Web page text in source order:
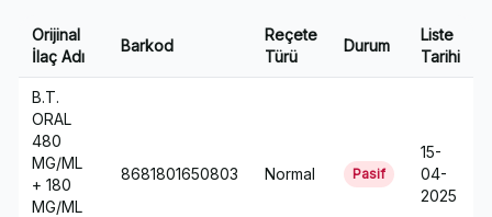
Orijinal
İlaç Adı
Barkod
Reçete
Türü
Durum
Liste
Tarihi
B.T.
ORAL
480
MG/ML
+ 180
MG/ML
8681801650803 Normal Pasif
15-
04-
2025